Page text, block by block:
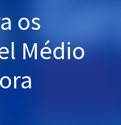
os
Médio